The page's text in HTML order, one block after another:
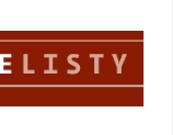
o b